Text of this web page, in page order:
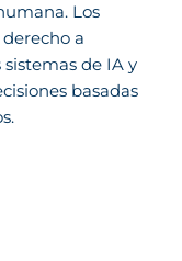
Los
a
de IA y
basadas